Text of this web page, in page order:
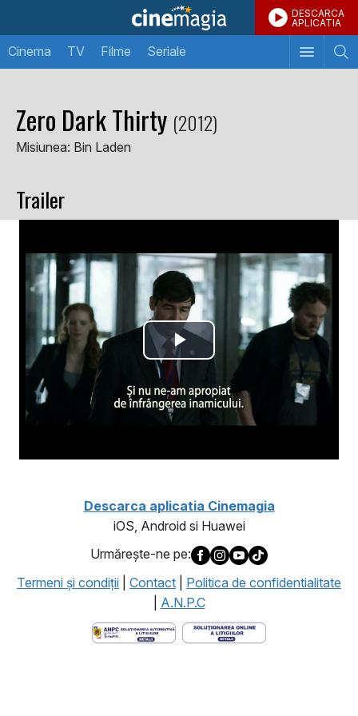
DESCARCA
APLICATIA
Cinema TV Filme Seriale
Zero Dark Thirty (2012)
Misiunea: Bin Laden
Trailer
Descarca aplicatia Cinemagia
iOS, Android si Huawei
Urmăreşte-ne pe:
Termeni şi condiţii
Contact
Politica de confidentialitate
A.N.P.C